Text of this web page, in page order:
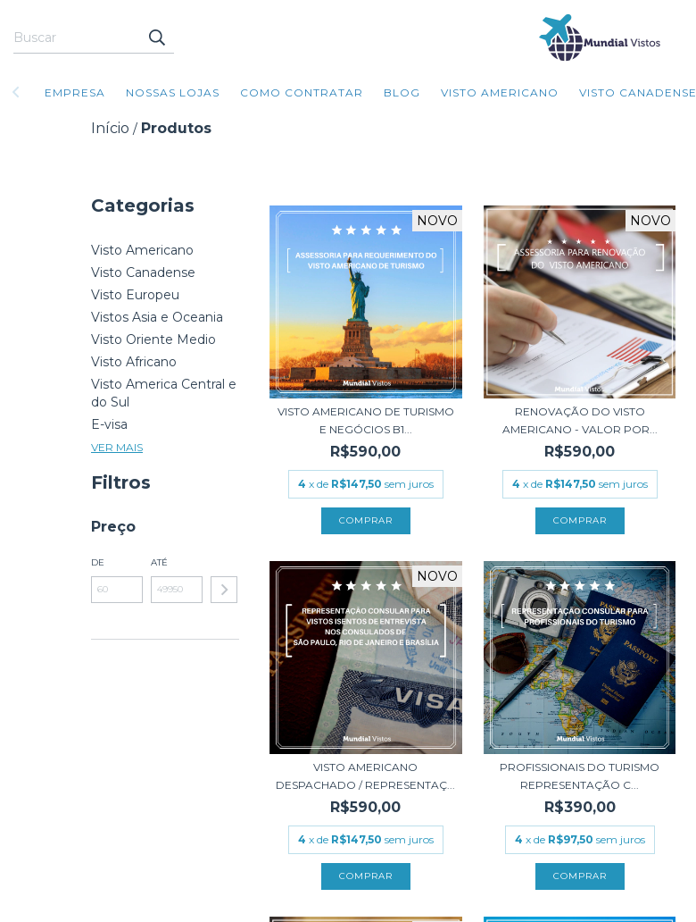
EMPRESA NOSSAS LOJAS COMO CONTRATAR BLOG VISTO AMERICANO VISTO CANADENSE
Início / Produtos
Categorias
Visto Americano
Visto Canadense
Visto Europeu
Vistos Asia e Oceania
Visto Oriente Medio
Visto Africano
Visto America Central e
do Sul
E-visa
VER MAIS
Filtros
Preço
DE ATÉ
NOVO
VISTO AMERICANO DE TURISMO
E NEGÓCIOS B1...
R$590,00
4 x de R$147,50 sem juros
NOVO
RENOVAÇÃO DO VISTO
AMERICANO - VALOR POR...
R$590,00
4 x de R$147,50 sem juros
NOVO
VISTO AMERICANO
DESPACHADO / REPRESENTAÇ...
R$590,00
4 x de R$147,50 sem juros
PROFISSIONAIS DO TURISMO
REPRESENTAÇÃO C...
R$390,00
4 x de R$97,50 sem juros